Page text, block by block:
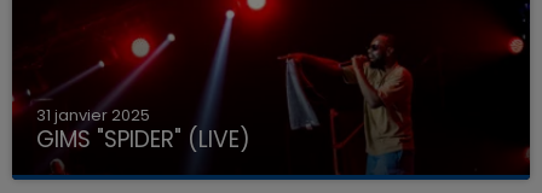
31 janvier 2025
GIMS "SPIDER" (LIVE)